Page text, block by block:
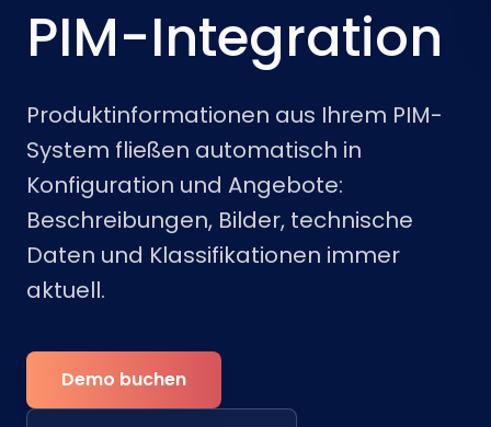
PIM-Integration
Produktinformationen aus Ihrem PIM-
System fließen automatisch in
Konfiguration und Angebote:
Beschreibungen, Bilder, technische
Daten und Klassifikationen immer
aktuell.
Demo buchen